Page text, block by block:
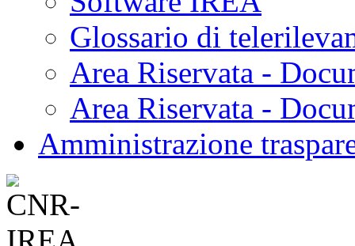
Glossario di
Area Riservata -
Area Riservata -
Amministrazione